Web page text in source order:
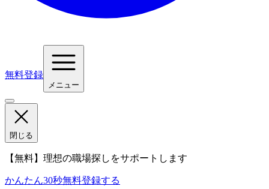
無料登録
メニュー
閉じる
【無料】理想の職場探しをサポートします
かんたん30秒無料登録する